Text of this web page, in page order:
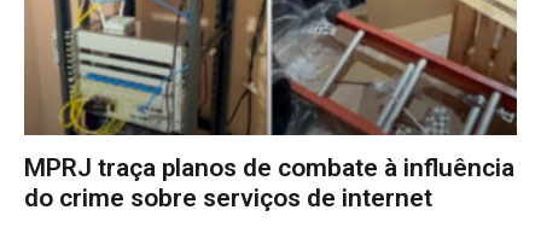
MPRJ traça planos de combate à influência
do crime sobre serviços de internet